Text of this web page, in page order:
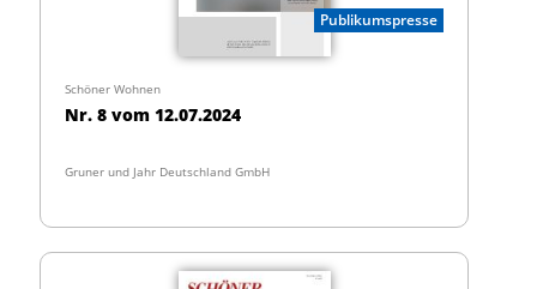
Publikumspresse
Schöner Wohnen
Nr. 8 vom 12.07.2024
Gruner und Jahr Deutschland GmbH